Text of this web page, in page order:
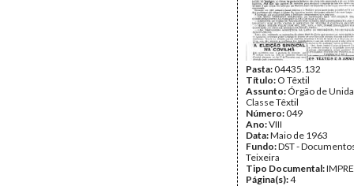
Pasta:04435.132
Título: O Têxtil
Assunto: Órgão de
Classe Têxtil
Número:049
Ano:VIII
Data:Maio de 1963
Fundo:DST -
Teixeira
Tipo Documental:
Página(s):4